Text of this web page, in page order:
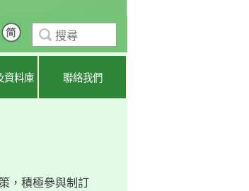
資料庫 聯絡我們
，積極參與制訂